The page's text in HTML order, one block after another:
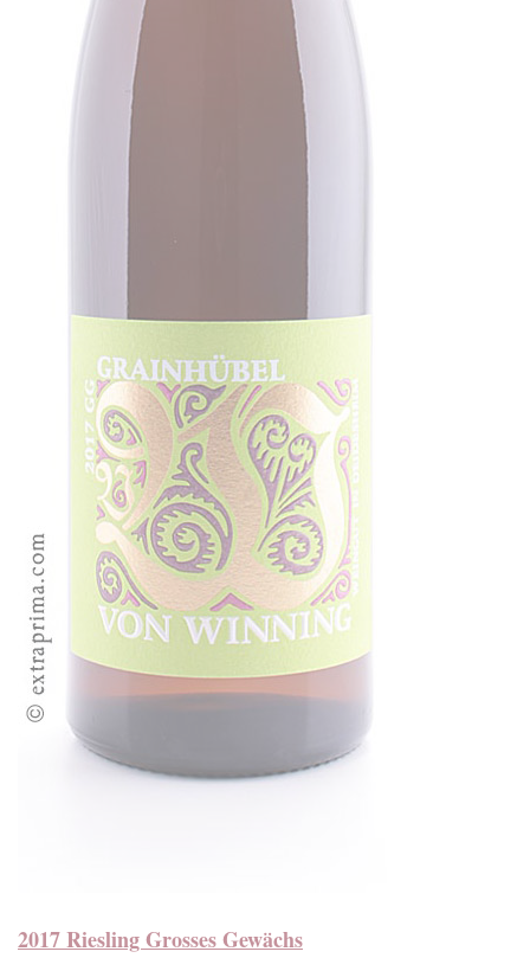
2017 Riesling Grosses Gewächs